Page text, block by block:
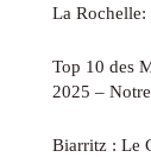
La Rochelle:
Top 10 des
2025 –
Biarritz : Le